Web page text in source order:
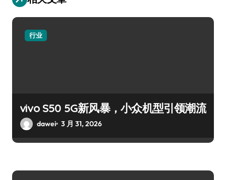
行业
vivo S50 5G新风暴，小众机型引领潮流
dawei 3 月 31, 2026